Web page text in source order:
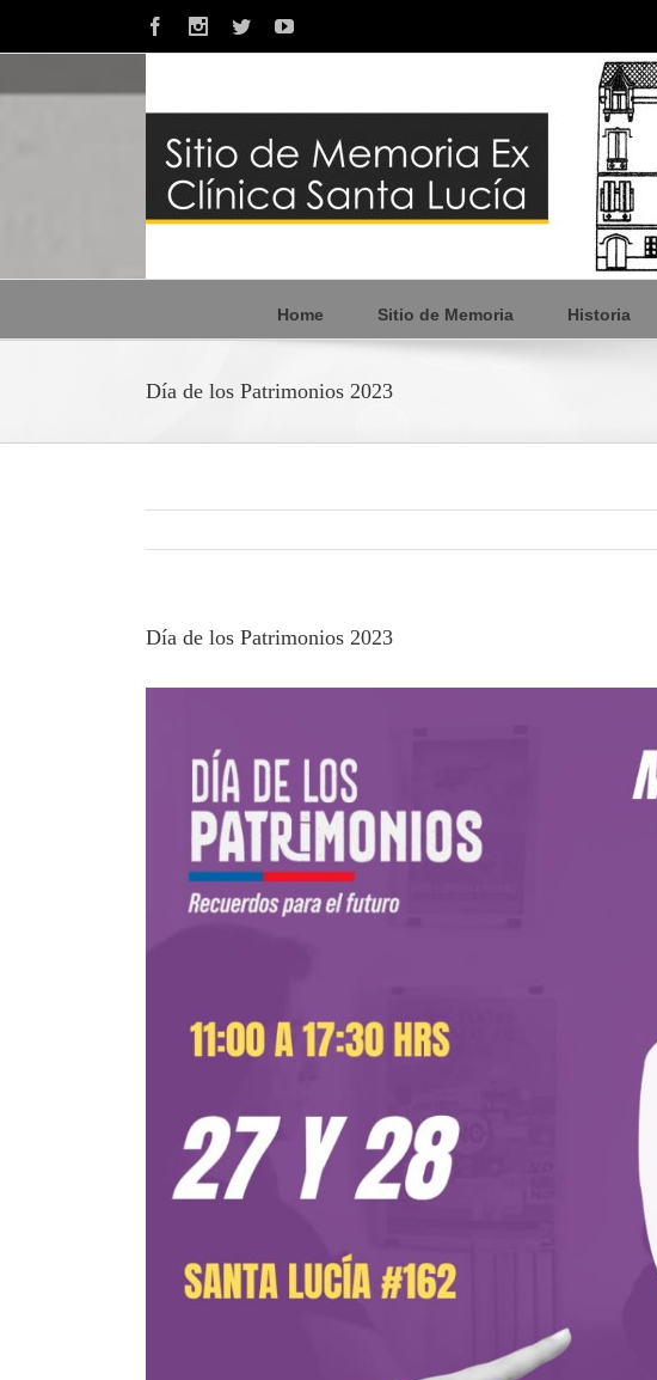
FacebookInstagram
TwitterYoutube
Home Sitio de Memoria Historia
Día de los Patrimonios 2023
Día de los Patrimonios 2023